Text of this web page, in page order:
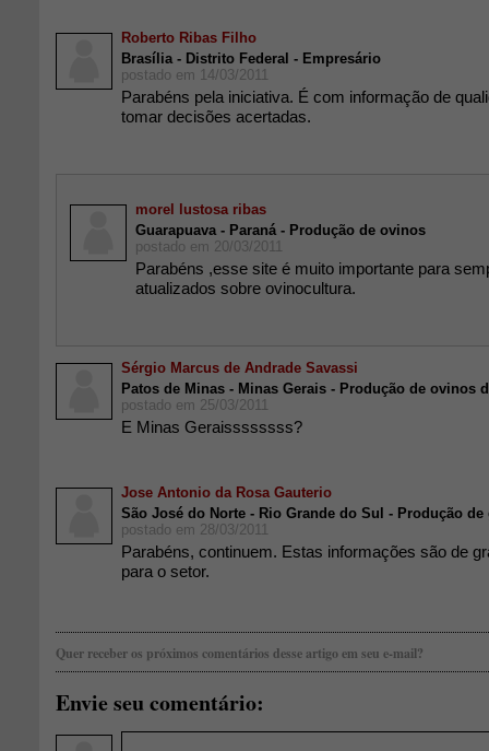
Roberto Ribas Filho
Brasília - Distrito Federal - Empresário
postado em 14/03/2011
Parabéns pela iniciativa. É com informação de
tomar decisões acertadas.
morel lustosa ribas
Guarapuava - Paraná - Produção de ovinos
postado em 20/03/2011
Parabéns ,esse site é muito importante para
atualizados sobre ovinocultura.
Sérgio Marcus de Andrade Savassi
Patos de Minas - Minas Gerais - Produção de ovinos
postado em 25/03/2011
E Minas Geraissssssss?
Jose Antonio da Rosa Gauterio
São José do Norte - Rio Grande do Sul - Produção de
postado em 28/03/2011
Parabéns, continuem. Estas informações são de
para o setor.
Quer receber os próximos comentários desse artigo em seu e-mail?
Envie seu comentário: